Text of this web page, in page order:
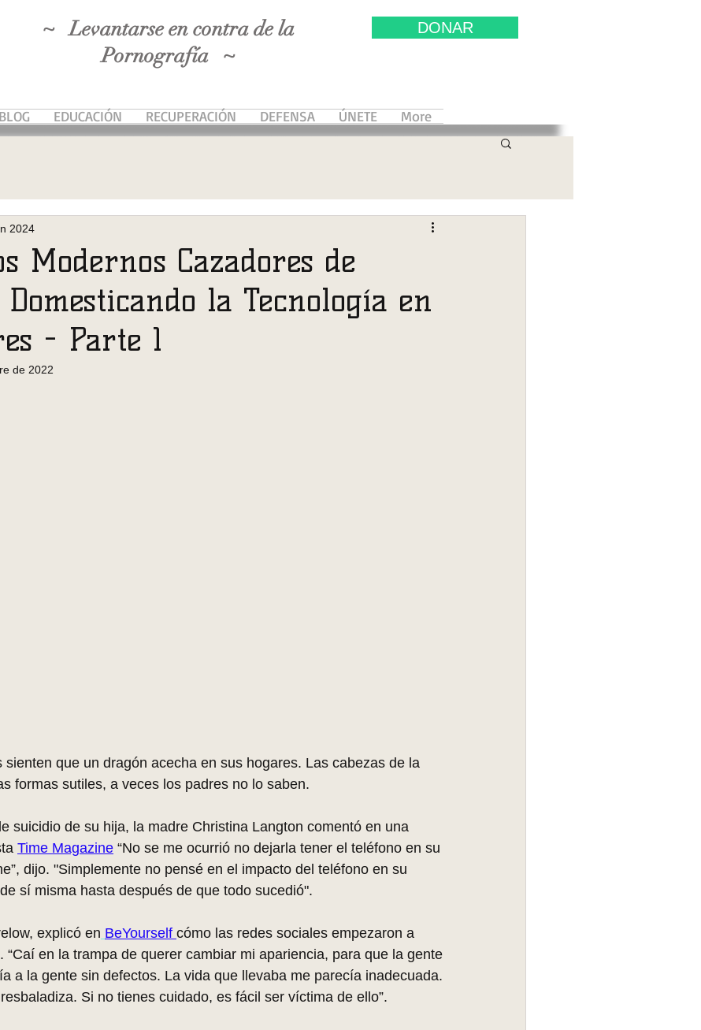
~ Levantarse en contra de la
Pornografía ~
DONAR
BLOG EDUCACIÓN RECUPERACIÓN DEFENSA ÚNETE More
Modernos Cazadores de
Domesticando la Tecnología en
- Parte 1
2024
de 2022
sienten que un dragón acecha en sus hogares. Las cabezas de la
formas sutiles, a veces los padres no lo saben.
suicidio de su hija, la madre Christina Langton comentó en una
Time Magazine “No se me ocurrió no dejarla tener el teléfono en su
dijo. "Simplemente no pensé en el impacto del teléfono en su
sí misma hasta después de que todo sucedió".
explicó en BeYourself cómo las redes sociales empezaron a
“Caí en la trampa de querer cambiar mi apariencia, para que la gente
a la gente sin defectos. La vida que llevaba me parecía inadecuada.
Si no tienes cuidado, es fácil ser víctima de ello”.